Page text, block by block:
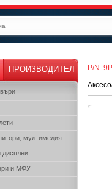
ПРОИЗВОДИТЕЛ
мултимедия
дисплеи
и МФУ
P/N: